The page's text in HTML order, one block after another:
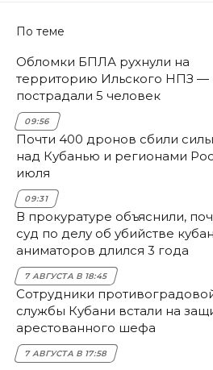
По теме
Обломки БПЛА рухнули на
территорию Ильского НПЗ —
пострадали 5 человек
09:56
Почти 400 дронов сбили
над Кубанью и регионами
июля
09:31
В прокуратуре объяснили,
суд по делу об убийстве
аниматоров длился 3 года
7 АВГУСТА В 18:45
Сотрудники
службы Кубани встали на
арестованного шефа
7 АВГУСТА В 17:58